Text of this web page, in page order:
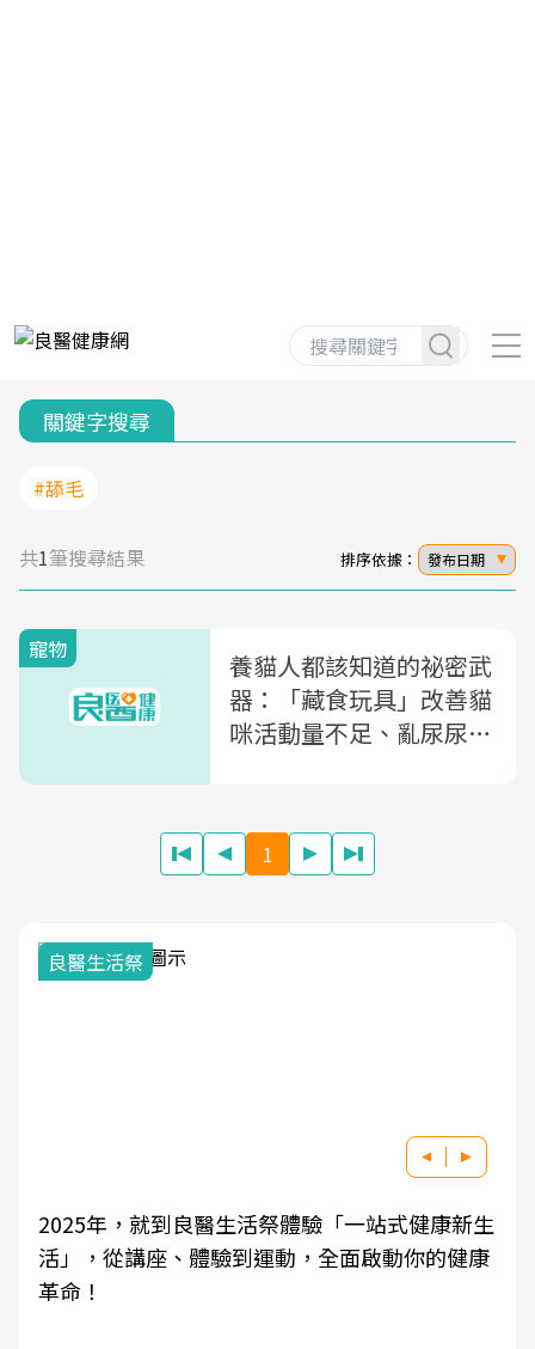
關鍵字搜尋
#舔毛
共1筆搜尋結果 排序依據： 發布日期
寵物
養貓人都該知道的祕密武
器：「藏食玩具」改善貓
咪活動量不足、亂尿尿、
1
式健康新生
動你的健康
我與健康韌性的距離
良醫健康網從「換季的身體變化」出
學觀點與日常感受的對話，建立對亞